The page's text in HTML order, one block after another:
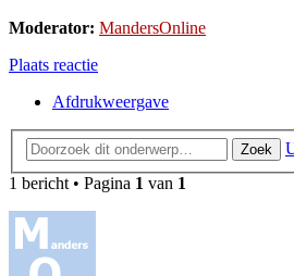
Moderator: MandersOnline
Plaats reactie
Afdrukweergave
Zoek
1 bericht • Pagina 1 van 1